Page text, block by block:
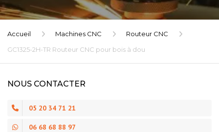
Accueil Machines CNC
Routeur CNC
GC1325-2H-TR Routeur CNC pour bois à dou
NOUS CONTACTER
05 20 34 71 21
06 68 68 88 97